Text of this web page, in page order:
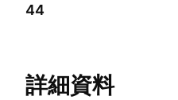
44
詳細資料